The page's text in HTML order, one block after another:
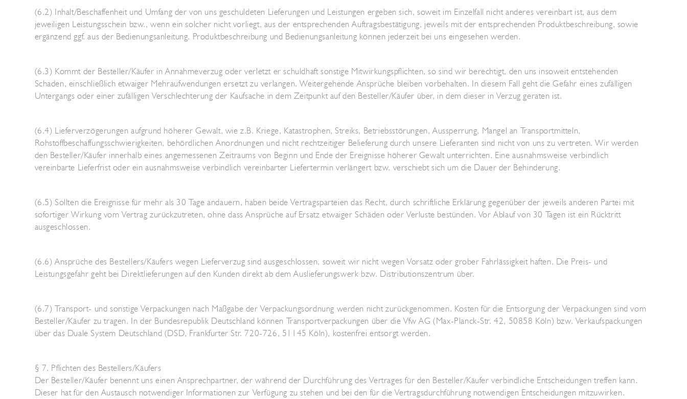
(6.2) Inhalt/Beschaffenheit und Umfang der von uns geschuldeten Lieferungen und Leistungen ergeben sich, soweit im Einzelfall nicht anderes vereinbart ist, aus dem
jeweiligen Leistungsschein bzw., wenn ein solcher nicht vorliegt, aus der entsprechenden Auftragsbestätigung, jeweils mit der entsprechenden Produktbeschreibung, sowie
ergänzend ggf. aus der Bedienungsanleitung. Produktbeschreibung und Bedienungsanleitung können jederzeit bei uns eingesehen werden.
(6.3) Kommt der Besteller/Käufer in Annahmeverzug oder verletzt er schuldhaft sonstige Mitwirkungspflichten, so sind wir berechtigt, den uns insoweit entstehenden
Schaden, einschließlich etwaiger Mehraufwendungen ersetzt zu verlangen. Weitergehende Ansprüche bleiben vorbehalten. In diesem Fall geht die Gefahr eines zufälligen
Untergangs oder einer zufälligen Verschlechterung der Kaufsache in dem Zeitpunkt auf den Besteller/Käufer über, in dem dieser in Verzug geraten ist.
(6.4) Lieferverzögerungen aufgrund höherer Gewalt, wie z.B. Kriege, Katastrophen, Streiks, Betriebsstörungen, Aussperrung, Mangel an Transportmitteln,
Rohstoffbeschaffungsschwierigkeiten, behördlichen Anordnungen und nicht rechtzeitiger Belieferung durch unsere Lieferanten sind nicht von uns zu vertreten. Wir werden
den Besteller/Käufer innerhalb eines angemessenen Zeitraums von Beginn und Ende der Ereignisse höherer Gewalt unterrichten. Eine ausnahmsweise verbindlich
vereinbarte Lieferfrist oder ein ausnahmsweise verbindlich vereinbarter Liefertermin verlängert bzw. verschiebt sich um die Dauer der Behinderung.
(6.5) Sollten die Ereignisse für mehr als 30 Tage andauern, haben beide Vertragsparteien das Recht, durch schriftliche Erklärung gegenüber der jeweils anderen Partei mit
sofortiger Wirkung vom Vertrag zurückzutreten, ohne dass Ansprüche auf Ersatz etwaiger Schäden oder Verluste bestünden. Vor Ablauf von 30 Tagen ist ein Rücktritt
ausgeschlossen.
(6.6) Ansprüche des Bestellers/Käufers wegen Lieferverzug sind ausgeschlossen, soweit wir nicht wegen Vorsatz oder grober Fahrlässigkeit haften. Die Preis- und
Leistungsgefahr geht bei Direktlieferungen auf den Kunden direkt ab dem Auslieferungswerk bzw. Distributionszentrum über.
(6.7) Transport- und sonstige Verpackungen nach Maßgabe der Verpackungsordnung werden nicht zurückgenommen. Kosten für die Entsorgung der Verpackungen sind vom
Besteller/Käufer zu tragen. In der Bundesrepublik Deutschland können Transportverpackungen über die Vfw AG (Max-Planck-Str. 42, 50858 Köln) bzw. Verkaufspackungen
über das Duale System Deutschland (DSD, Frankfurter Str. 720-726, 51145 Köln), kostenfrei entsorgt werden.
§ 7. Pflichten des Bestellers/Käufers
Der Besteller/Käufer benennt uns einen Ansprechpartner, der während der Durchführung des Vertrages für den Besteller/Käufer verbindliche Entscheidungen treffen kann.
Dieser hat für den Austausch notwendiger Informationen zur Verfügung zu stehen und bei den für die Vertragsdurchführung notwendigen Entscheidungen mitzuwirken.